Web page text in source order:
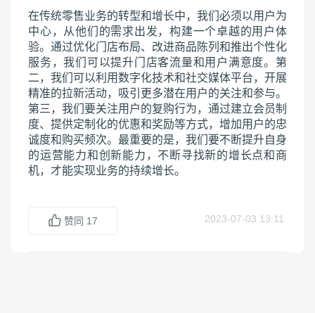
在传统零售业务的转型和增长中，我们必须以用户为
中心，从他们的需求出发，构建一个卓越的用户体
验。通过优化门店布局、改进商品陈列和推出个性化
服务，我们可以提升门店客流量和用户满意度。第
二，我们可以利用数字化技术和社交媒体平台，开展
精准的拉新活动，吸引更多潜在用户的关注和参与。
第三，我们要关注用户的复购行为，通过建立会员制
度、提供定制化的优惠和奖励等方式，增加用户的忠
诚度和购买频次。最重要的是，我们要不断提升自身
的运营能力和创新能力，不断寻找新的增长点和商
机，才能实现业务的持续增长。
赞同 17 2023-07-03 13:11